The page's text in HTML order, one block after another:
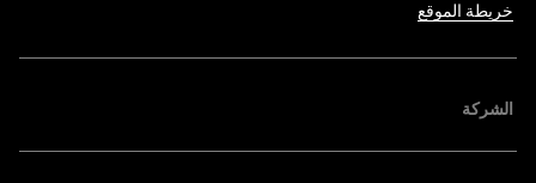
خريطة الموقع
الشركة